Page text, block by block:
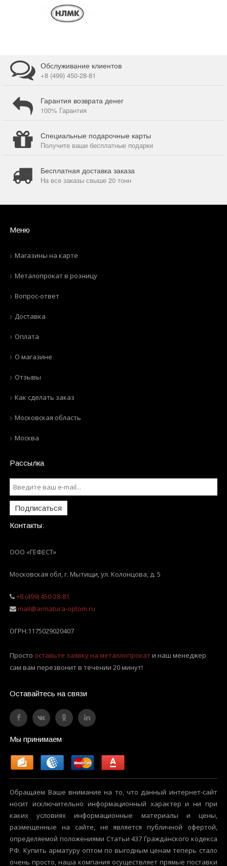
Обслуживание клиентов
+8 (499) 450-28-81
Гарантия возврата денег
100% Гарантия
Специальные подарочные карты
Получите ваши бесплатные подарки
Бесплатная доставка заказа
На все заказы свыше 20 тонн
Меню
Магазины на карте
Металопрокат в розницу
Вопрос-ответ
Доставка
Оплата
О магазине
Отзывы
Как сделать заказ
Московская область
Москва
Рассылка
Подписаться
Контакты:
ООО «ГЕФЕСТ»
Московская обл, г. Мытищи,ул. Колонцова, д. 5
+8 (499) 450-28-81
mail@armatura-optom.ru
ОГРН:1175029020407
Просто оставьте заявку на металлопрокати наш менеджер
сам вам перезвонит в течении 20 минут!
Оставайтесь на связи
Мы принимаем
Обращаем Ваше внимание на то, что данный интернет-сайт
носит исключительно информационный характер и ни при
каких условиях информационные материалы и цены,
размещенные на сайте, не является публичной офертой,
определяемой положениями Статьи 437 Гражданского кодекса
РФ. Купить арматуру оптом по выгодным ценам теперь стало
очень просто, наша компания осуществляет прямые поставки